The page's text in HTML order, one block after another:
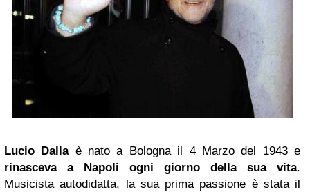
Lucio Dallaè nato a Bologna il 4 Marzo del 1943 e
rinasceva a
Napoli ogni giorno della sua vita.
Musicista autodidatta, la sua prima passione è stata il